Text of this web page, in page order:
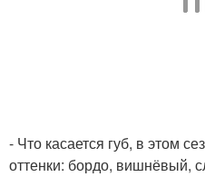
- Что касается губ, в этом
оттенки: бордо, вишнёвый,